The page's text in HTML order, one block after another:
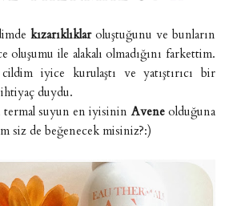
kızarıklıklaroluştuğunu ve bunların
oluşumu ile alakalı olmadığını farkettim.
iyice kurulaştı ve yatıştırıcı bir
duydu.
termal suyun en iyisininAveneolduğuna
siz de beğenecek misiniz?:)